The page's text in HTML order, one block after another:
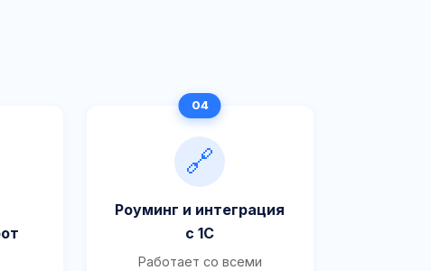
🔗
Роуминг и интеграция
с 1С
Работает со всеми